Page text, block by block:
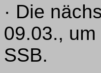
· Die
09.03.,
SSB.